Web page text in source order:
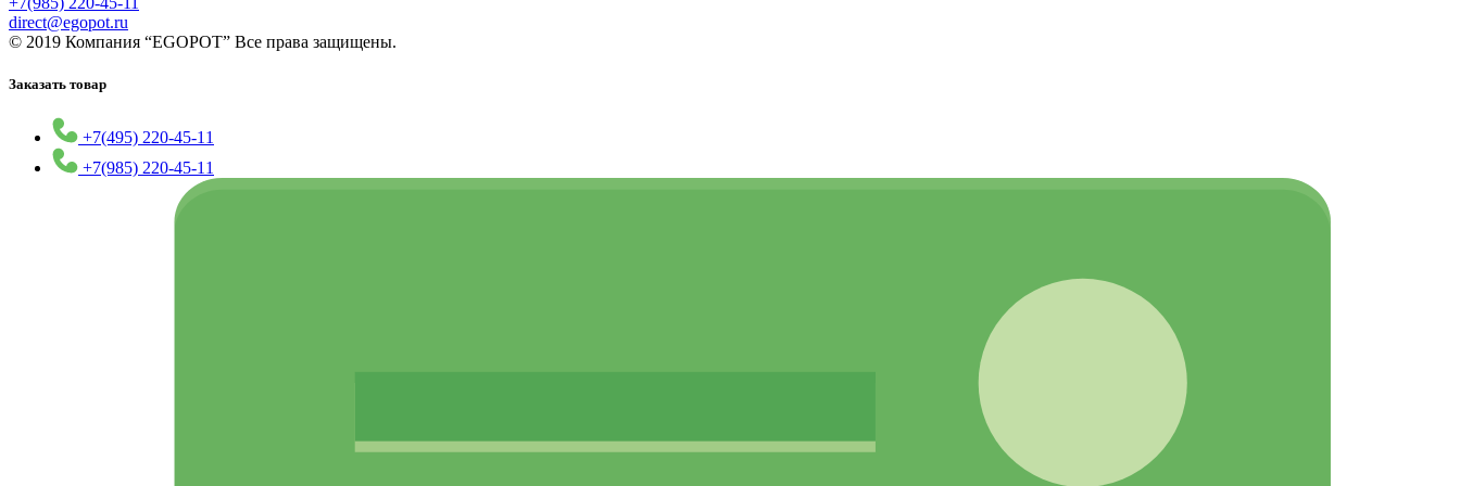
direct@egopot.ru
© 2019 Компания “EGOPOT” Все права защищены.
Заказать товар
+7(495) 220-45-11
+7(985) 220-45-11